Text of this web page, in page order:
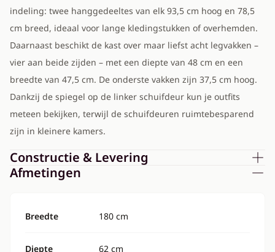
indeling: twee hanggedeeltes van elk 93,5 cm hoog en 78,5
cm breed, ideaal voor lange kledingstukken of overhemden.
Daarnaast beschikt de kast over maar liefst acht legvakken –
vier aan beide zijden – met een diepte van 48 cm en een
breedte van 47,5 cm. De onderste vakken zijn 37,5 cm hoog.
Dankzij de spiegel op de linker schuifdeur kun je outfits
meteen bekijken, terwijl de schuifdeuren ruimtebesparend
zijn in kleinere kamers.
Constructie & Levering
Afmetingen
Breedte 180 cm
Diepte 62 cm